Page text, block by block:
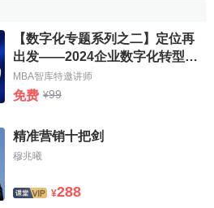
布將杠鈴策略運用在資產配置
乎沒有什麼風險的國債、貨幣基
些可以在“黑天鵝事件”中獲利的高
帶來長期穩定收益，後者讓他在
一筆。
一部分激進，最後不是就抵消
如此。
卻不敢下手？一部分人是經驗
錯了虧損太大，所以看到機會猶
【数字化专题系列之二】定位再
出发——2024企业数字化转型策
略与路径
MBA智库特邀讲师
免费 ¥99
精准营销十把剑
穆兆曦
¥288